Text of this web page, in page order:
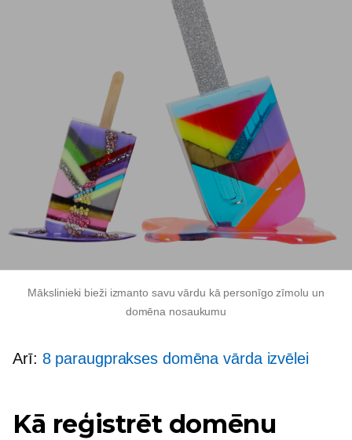
Mākslinieki bieži izmanto savu vārdu kā personīgo zīmolu un
domēna nosaukumu
Arī: 8 paraugprakses domēna vārda izvēlei
Kā reģistrēt domēnu